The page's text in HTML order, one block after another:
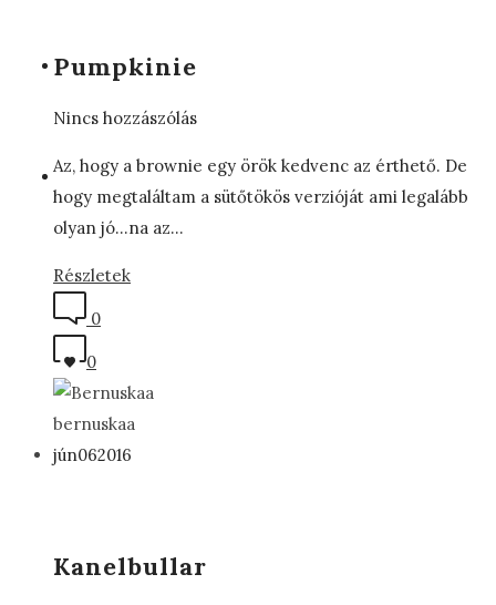
Pumpkinie
Nincs hozzászólás
Az, hogy a brownie egy örök kedvenc az érthető. De
hogy megtaláltam a sütőtökös verzióját ami legalább
olyan jó…na az…
Részletek
0
0
bernuskaa
jún062016
Kanelbullar